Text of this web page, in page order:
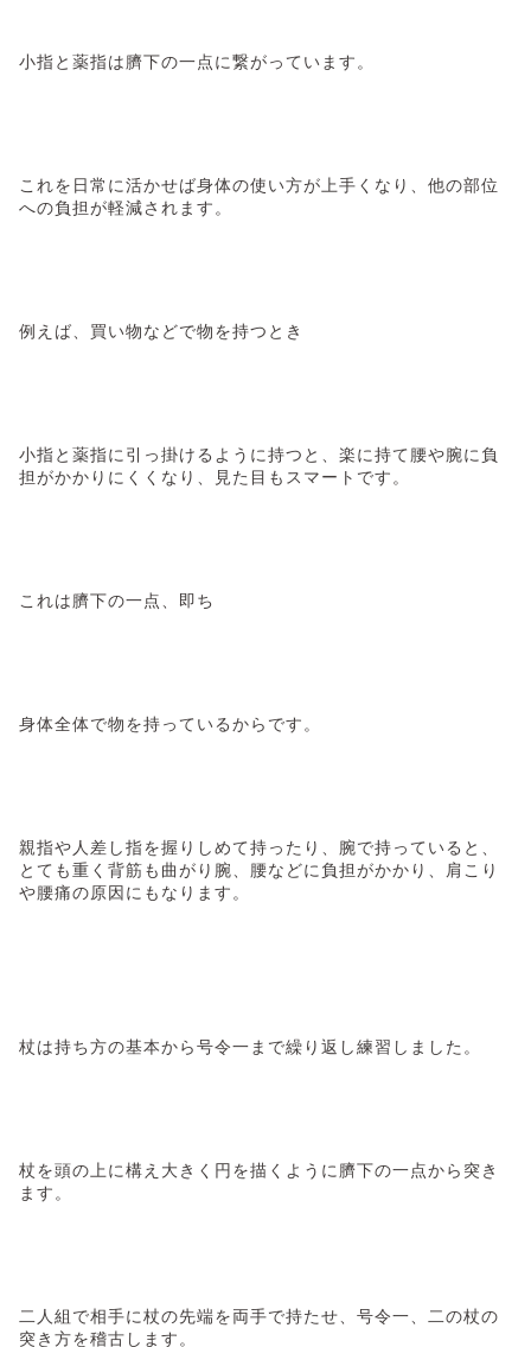
小指と薬指は臍下の一点に繋がっています。
これを日常に活かせば身体の使い方が上手くなり、他の部位
への負担が軽減されます。
例えば、買い物などで物を持つとき
小指と薬指に引っ掛けるように持つと、楽に持て腰や腕に負
担がかかりにくくなり、見た目もスマートです。
これは臍下の一点、即ち
身体全体で物を持っているからです。
親指や人差し指を握りしめて持ったり、腕で持っていると、
とても重く背筋も曲がり腕、腰などに負担がかかり、肩こり
や腰痛の原因にもなります。
杖は持ち方の基本から号令一まで繰り返し練習しました。
杖を頭の上に構え大きく円を描くように臍下の一点から突き
ます。
二人組で相手に杖の先端を両手で持たせ、号令一、二の杖の
突き方を稽古します。